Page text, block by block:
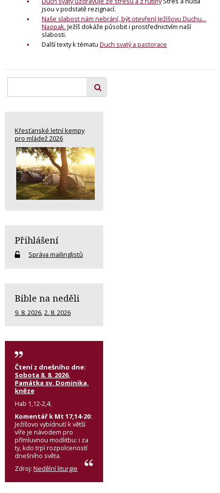
jsou v podstatě rezignací.
Naše slabost nám nebrání, být otevření Ježíšovu Duchu...
Naopak. Ježíš dokáže působit i prostřednictvím naší
slabosti.
Další texty k tématu Duch svatý a pastorace
Křesťanské letní kempy
pro mládež 2026
Přihlášení
Správa mailinglistů
Bible na neděli
9. 8. 2026,2. 8. 2026
Čtení z dnešního dne:
Sobota 8. 8. 2026,
Památka sv. Dominika,
kněze
Hab 1,12-2,4;
Komentář k Mt 17,14-20:
Ježíšovo vybídnutí k větší
víře je návodem pro
přímluvnou modlitbu: i za
ty, kdo trpí rozpolceností
dnešního světa.
Zdroj: Nedělní liturgie